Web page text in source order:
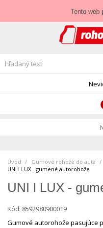
Úvod Gumové rohože do auta
UNI I LUX - gumené autorohože
UNI I LUX -
Kód: 8592980900019
Gumové autorohože pasujúce
Tento web